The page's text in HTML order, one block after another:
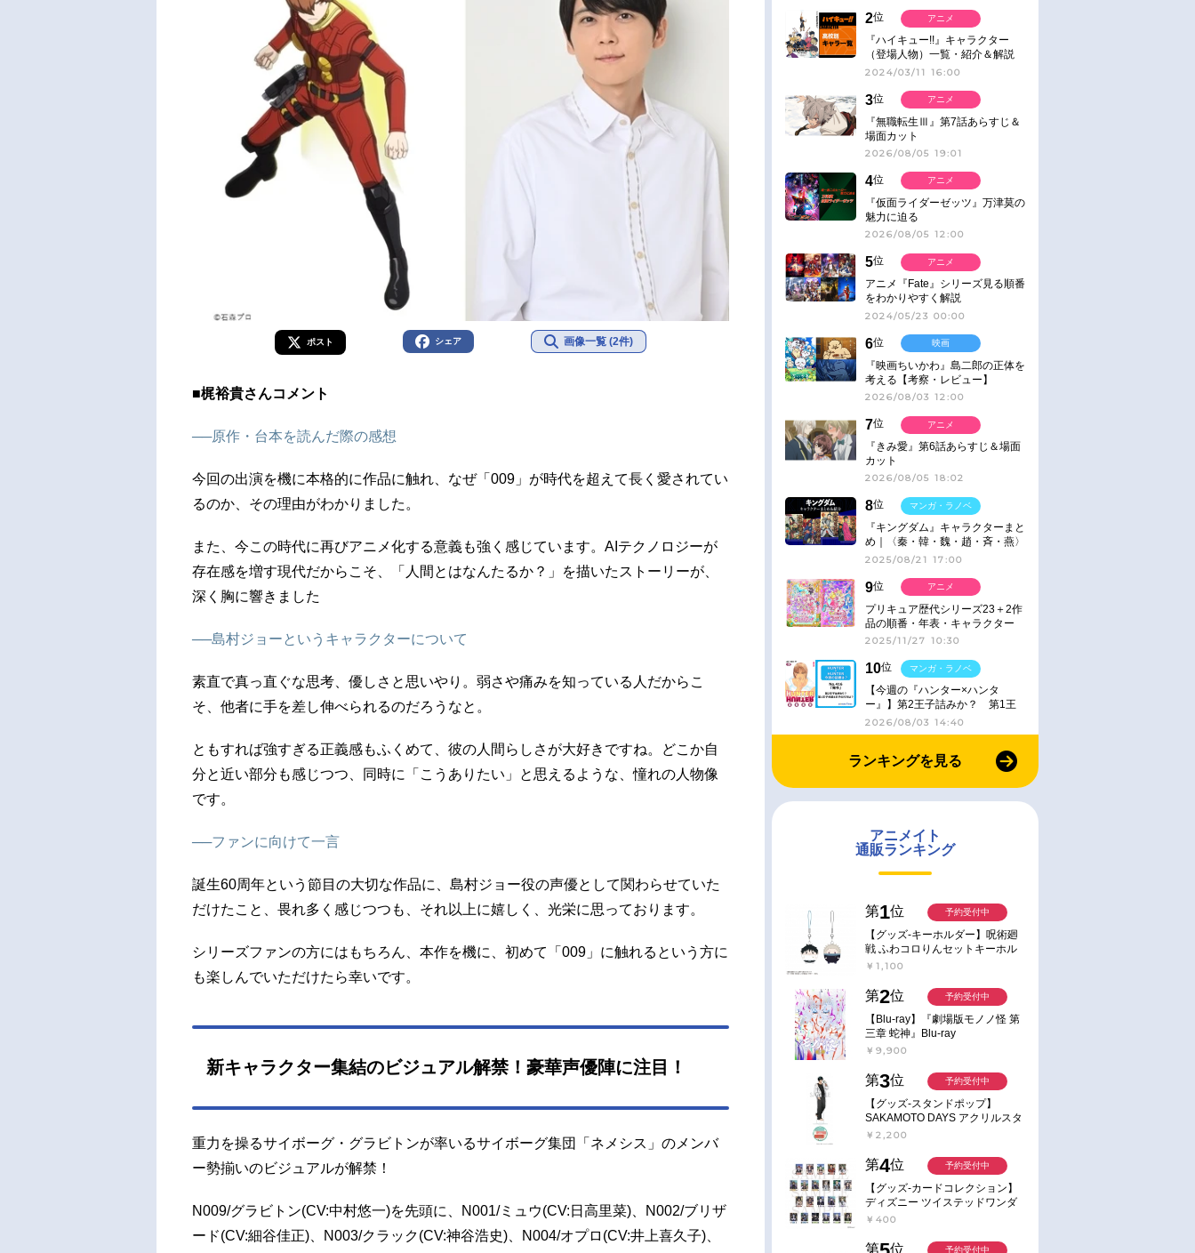
ポスト シェア 画像一覧 (2件)
■梶裕貴さんコメント
──原作・台本を読んだ際の感想
今回の出演を機に本格的に作品に触れ、なぜ「009」が時代を超えて長く愛されてい
るのか、その理由がわかりました。
また、今この時代に再びアニメ化する意義も強く感じています。AIテクノロジーが
存在感を増す現代だからこそ、「人間とはなんたるか？」を描いたストーリーが、
深く胸に響きました
──島村ジョーというキャラクターについて
素直で真っ直ぐな思考、優しさと思いやり。弱さや痛みを知っている人だからこ
そ、他者に手を差し伸べられるのだろうなと。
ともすれば強すぎる正義感もふくめて、彼の人間らしさが大好きですね。どこか自
分と近い部分も感じつつ、同時に「こうありたい」と思えるような、憧れの人物像
です。
──ファンに向けて一言
誕生60周年という節目の大切な作品に、島村ジョー役の声優として関わらせていた
だけたこと、畏れ多く感じつつも、それ以上に嬉しく、光栄に思っております。
シリーズファンの方にはもちろん、本作を機に、初めて「009」に触れるという方に
も楽しんでいただけたら幸いです。
新キャラクター集結のビジュアル解禁！豪華声優陣に注目！
重力を操るサイボーグ・グラビトンが率いるサイボーグ集団「ネメシス」のメンバ
ー勢揃いのビジュアルが解禁！
N009/グラビトン(CV:中村悠一)を先頭に、N001/ミュウ(CV:日高里菜)、N002/ブリザ
ード(CV:細谷佳正)、N003/クラック(CV:神谷浩史)、N004/オプロ(CV:井上喜久子)、
2位
『ハイキュー!!』キャラクター
（登場人物）一覧・紹介＆解説
2024/03/11 16:00
アニメ
3位
『無職転生Ⅲ』第7話あらすじ＆
場面カット
2026/08/05 19:01
アニメ
4位
『仮面ライダーゼッツ』万津莫の
魅力に迫る
2026/08/05 12:00
アニメ
5位
アニメ『Fate』シリーズ見る順番
をわかりやすく解説
2024/05/23 00:00
アニメ
6位
『映画ちいかわ』島二郎の正体を
考える【考察・レビュー】
2026/08/03 12:00
映画
7位
『きみ愛』第6話あらすじ＆場面
カット
2026/08/05 18:02
アニメ
8位
『キングダム』キャラクターまと
め｜〈秦・韓・魏・趙・斉・燕〉
2025/08/21 17:00
マンガ・ラノベ
9位
プリキュア歴代シリーズ23＋2作
品の順番・年表・キャラクター
【2025年版】
2025/11/27 10:30
アニメ
10位
【今週の『ハンター×ハンタ
ー』】第2王子詰みか？ 第1王
子と第4王子が対峙「発令」＜
No.416＞
2026/08/03 14:40
マンガ・ラノベ
ランキングを見る
アニメイト
通販ランキング
第1位
【グッズ-キーホルダー】呪術廻
戦 ふわコロりんセットキーホル
ダー【アニメイト特典付】
￥1,100
予約受付中
第2位
【Blu-ray】『劇場版モノノ怪 第
三章 蛇神』Blu-ray
￥9,900
予約受付中
第3位
【グッズ-スタンドポップ】
SAKAMOTO DAYS アクリルスタ
ンド～Sunny Afternoon～ 4.南雲
￥2,200
予約受付中
第4位
【グッズ-カードコレクション】
ディズニー ツイステッドワンダ
ーランド ランダムカードコレク
￥400
予約受付中
第 位 予約受付中